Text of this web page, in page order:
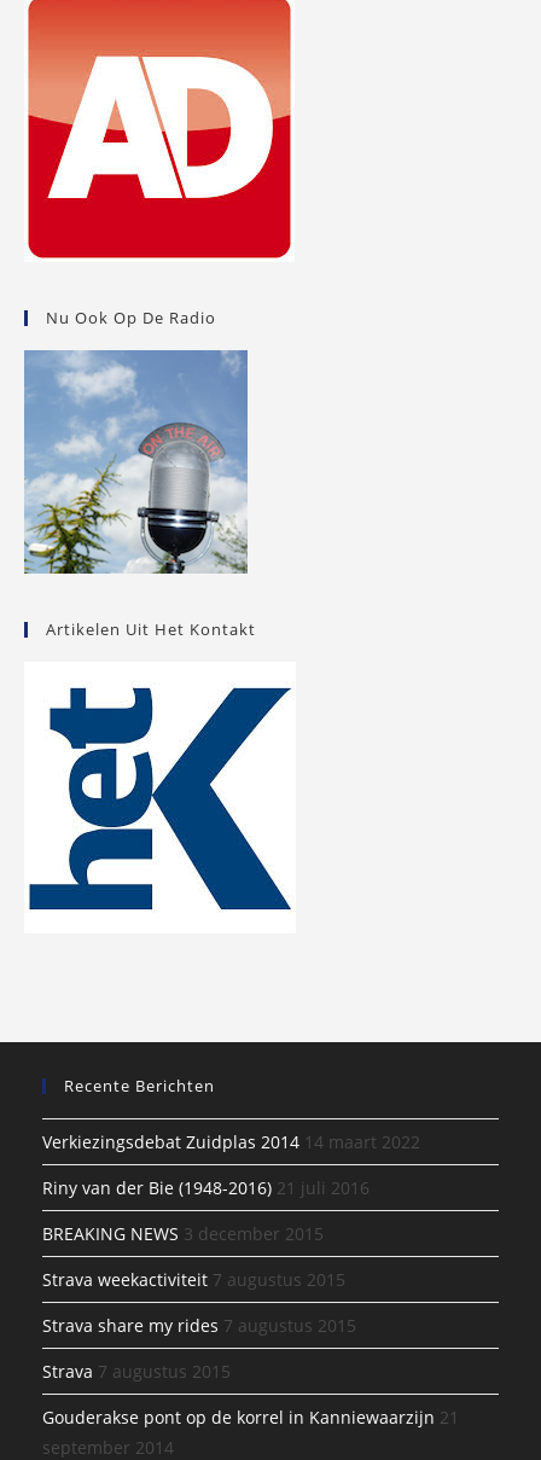
Nu Ook Op De Radio
Artikelen Uit Het Kontakt
Recente Berichten
Verkiezingsdebat Zuidplas 2014 14 maart 2022
Riny van der Bie (1948-2016) 21 juli 2016
BREAKING NEWS 3 december 2015
Strava weekactiviteit 7 augustus 2015
Strava share my rides 7 augustus 2015
Strava 7 augustus 2015
Gouderakse pont op de korrel in Kanniewaarzijn 21
september 2014